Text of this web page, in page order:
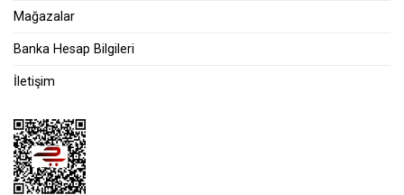
Mağazalar
Banka Hesap Bilgileri
İletişim